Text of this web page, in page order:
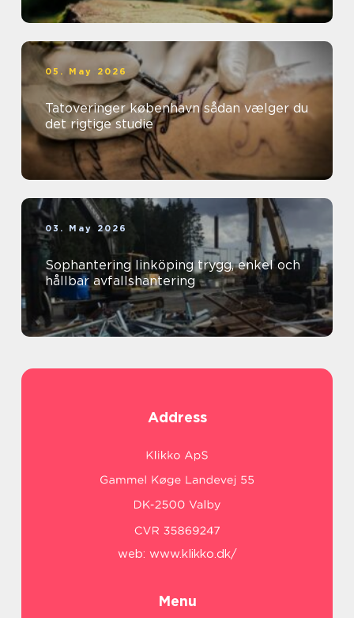
05. May 2026
Tatoveringer københavn sådan vælger du
det rigtige studie
03. May 2026
Sophantering linköping trygg, enkel och
hållbar avfallshantering
Address
web: www.klikko.dk/
Menu